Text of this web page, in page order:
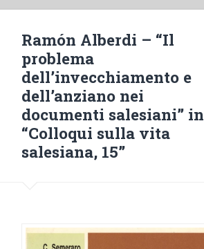
Ramón Alberdi – “Il
problema
dell’invecchiamento e
dell’anziano nei
documenti salesiani” in
“Colloqui sulla vita
salesiana, 15”